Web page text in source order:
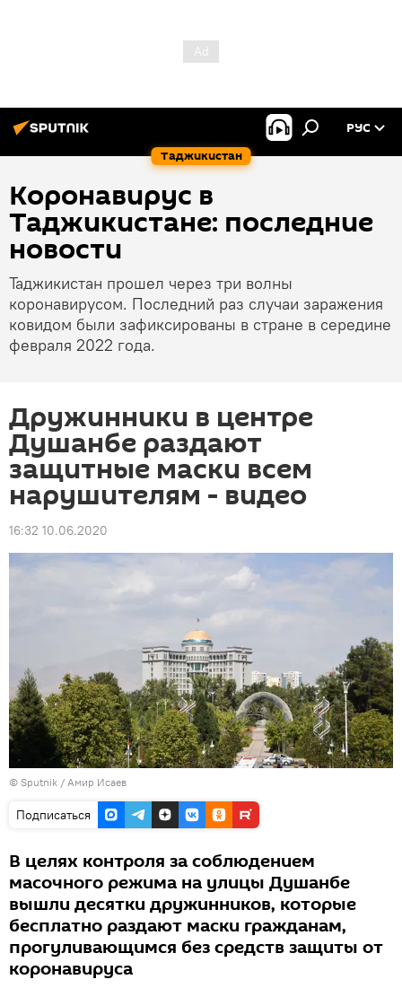
Таджикистан
РУС
Коронавирус в
Таджикистане: последние
новости
Таджикистан прошел через три волны
коронавирусом. Последний раз случаи заражения
ковидом были зафиксированы в стране в середине
февраля 2022 года.
Дружинники в центре
Душанбе раздают
защитные маски всем
нарушителям - видео
16:32 10.06.2020
© Sputnik / Амир Исаев
Подписаться
В целях контроля за соблюдением
масочного режима на улицы Душанбе
вышли десятки дружинников, которые
бесплатно раздают маски гражданам,
прогуливающимся без средств защиты от
коронавируса